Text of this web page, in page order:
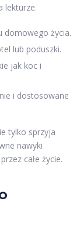
lekturze.
domowego życia.
lub poduszki.
jak koc i
i dostosowane
tylko sprzyja
nawyki
całe życie.